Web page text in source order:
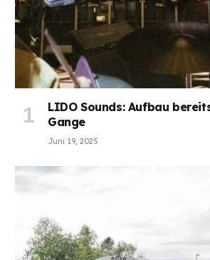
LIDO Sounds: Aufbau
Gange
Juni 19, 2025